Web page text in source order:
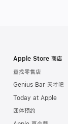
Apple Store 商店
查找零售店
Genius Bar 天才吧
Today at Apple
团体预约